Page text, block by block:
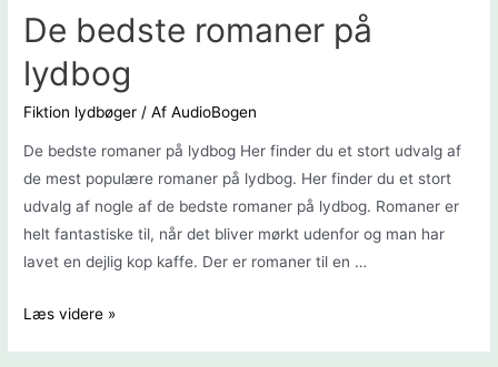
på
dansk
De bedste romaner på
lydbog
Fiktion lydbøger / AfAudioBogen
De bedste romaner på lydbog Her finder du et stort udvalg af
de mest populære romaner på lydbog. Her finder du et stort
udvalg af nogle af de bedste romaner på lydbog. Romaner er
helt fantastiske til, når det bliver mørkt udenfor og man har
lavet en dejlig kop kaffe. Der er romaner til en …
De
Læs videre »